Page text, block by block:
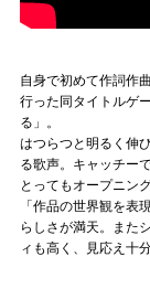
自身で初めて作詞作
行った同タイトルゲ
る」。
はつらつと明るく伸
る歌声。キャッチー
とってもオープニン
「作品の世界観を表
らしさが満天。また
ィも高く、見応え十